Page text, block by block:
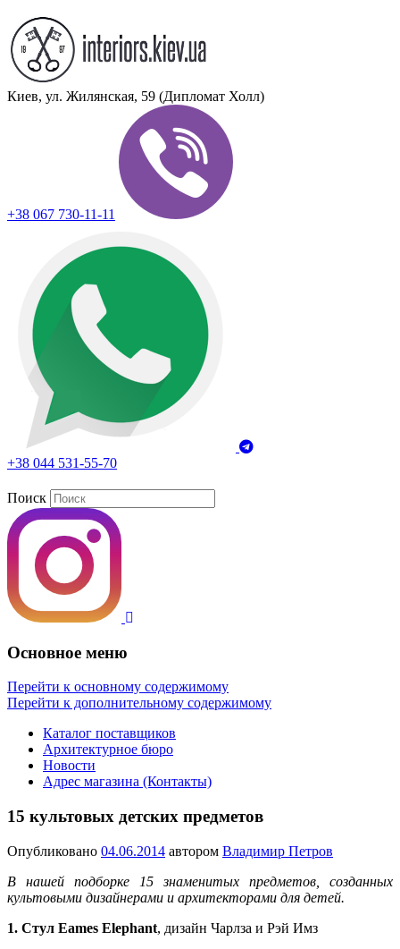
Киев, ул. Жилянская, 59 (Дипломат Холл)
+38 067 730-11-11
+38 044 531-55-70
Поиск
Основное меню
Перейти к основному содержимому
Перейти к дополнительному содержимому
Каталог поставщиков
Архитектурное бюро
Новости
Адрес магазина (Контакты)
15 культовых детских предметов
Опубликовано 04.06.2014 автором Владимир Петров
В нашей подборке 15 знаменитых предметов, созданных
культовыми дизайнерами и архитекторами для детей.
1. Стул Eames Elephant, дизайн Чарлза и Рэй Имз